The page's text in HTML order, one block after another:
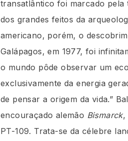
transatlântico foi marcado pela
dos grandes feitos da
americano, porém, o
Galápagos, em 1977, foi
o mundo pôde observar um
exclusivamente da energia
de pensar a origem da vida.”
encouraçado alemão Bismarck,
PT-109. Trata-se da célebre